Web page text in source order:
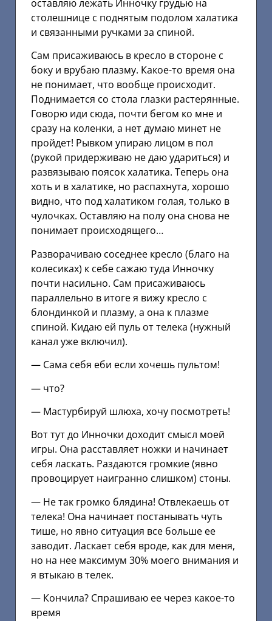
оставляю лежать Инночку грудью на
столешнице с поднятым подолом халатика
и связанными ручками за спиной.
Сам присаживаюсь в кресло в стороне с
боку и врубаю плазму. Какое-то время она
не понимает, что вообще происходит.
Поднимается со стола глазки растерянные.
Говорю иди сюда, почти бегом ко мне и
сразу на коленки, а нет думаю минет не
пройдет! Рывком упираю лицом в пол
(рукой придерживаю не даю удариться) и
развязываю поясок халатика. Теперь она
хоть и в халатике, но распахнута, хорошо
видно, что под халатиком голая, только в
чулочках. Оставляю на полу она снова не
понимает происходящего…
Разворачиваю соседнее кресло (благо на
колесиках) к себе сажаю туда Инночку
почти насильно. Сам присаживаюсь
параллельно в итоге я вижу кресло с
блондинкой и плазму, а она к плазме
спиной. Кидаю ей пуль от телека (нужный
канал уже включил).
— Сама себя еби если хочешь пультом!
— что?
— Мастурбируй шлюха, хочу посмотреть!
Вот тут до Инночки доходит смысл моей
игры. Она расставляет ножки и начинает
себя ласкать. Раздаются громкие (явно
провоцирует наигранно слишком) стоны.
— Не так громко блядина! Отвлекаешь от
телека! Она начинает постанывать чуть
тише, но явно ситуация все больше ее
заводит. Ласкает себя вроде, как для меня,
но на нее максимум 30% моего внимания и
я втыкаю в телек.
— Кончила? Спрашиваю ее через какое-то
время